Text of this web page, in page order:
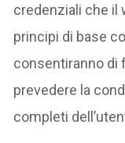
credenziali che il
principi di base
consentiranno di
prevedere la
completi